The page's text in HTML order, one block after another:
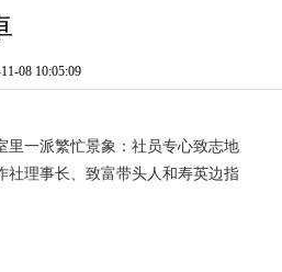
08 10:05:09
里一派繁忙景象：社员专心致志地
社理事长、致富带头人和寿英边指